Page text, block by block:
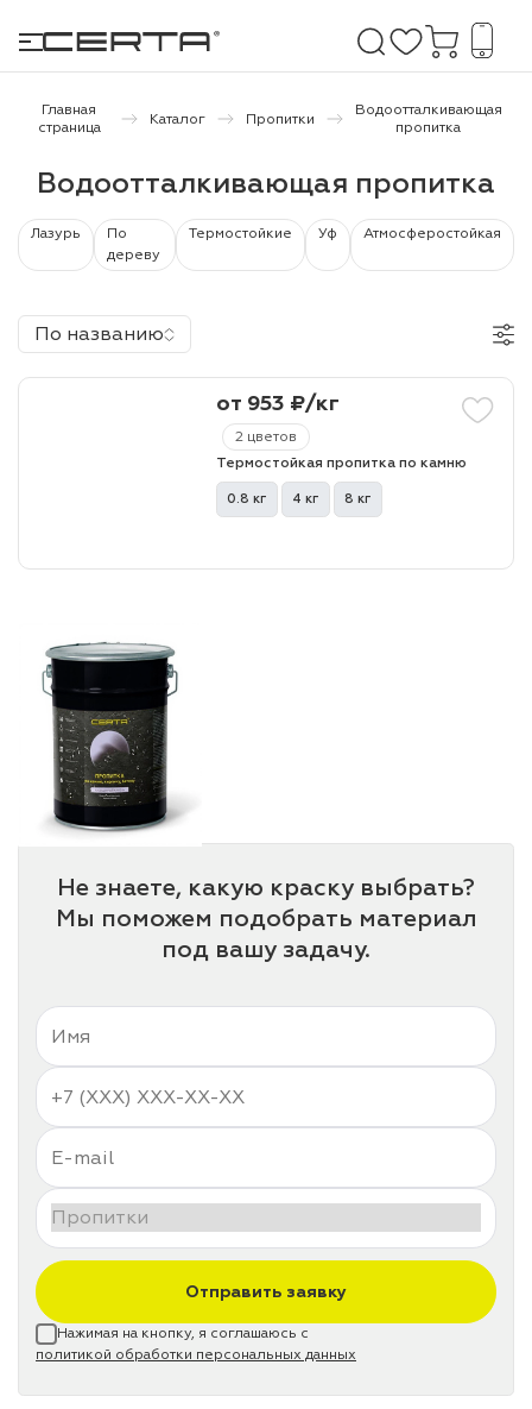
покрытия
и дачи
бетону,
Главная
страница
Каталог Пропитки
Водоотталкивающая
пропитка
Водоотталкивающая пропитка
Лазурь
По
дереву
Термостойкие Уф Атмосферостойкая
По названию
2 цветов
от 953 ₽/кг
Термостойкая пропитка по камню
0.8 кг 4 кг 8 кг
Не знаете, какую краску выбрать?
Мы поможем подобрать материал
под вашу задачу.
Отправить заявку
Нажимая на кнопку, я соглашаюсь с
политикой обработки персональных данных